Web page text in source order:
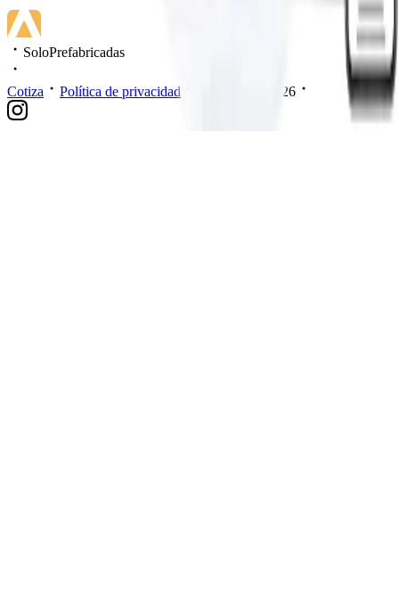
SoloPrefabricadas
Cotiza Política de privacidad 2026